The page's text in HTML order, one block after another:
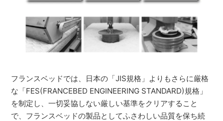
フランスベッドでは、日本の「JIS規格」よりもさらに厳格
な「FES(FRANCEBED ENGINEERING STANDARD)規格」
を制定し、一切妥協しない厳しい基準をクリアすること
で、フランスベッドの製品としてふさわしい品質を保ち続